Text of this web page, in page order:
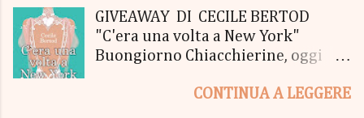
e
n
t
o
GIVEAWAY DI CECILE BERTOD
"C'era una volta a New York"
Buongiorno Chiacchierine, oggi
lanciamo il SUPER MEGA GIVEAWAY
CONTINUA A LEGGERE